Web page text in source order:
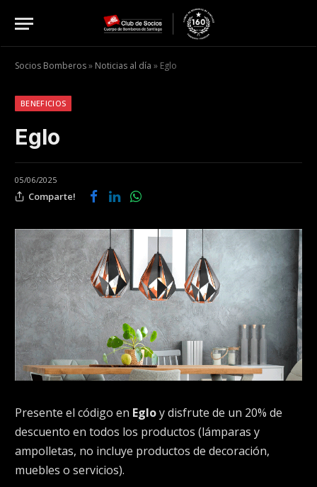
Socios Bomberos» Noticias al día » Eglo
BENEFICIOS
Eglo
05/06/2025
Comparte!
Presente el código en Egloy disfrute de un 20% de
descuento en todos los productos (lámparas y
ampolletas, no incluye productos de decoración,
muebles o servicios).